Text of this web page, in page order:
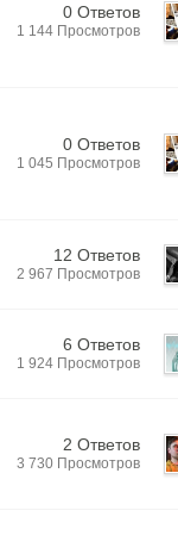
0 Ответов
1 144 Просмотров
0 Ответов
1 045 Просмотров
12 Ответов
2 967 Просмотров
6 Ответов
1 924 Просмотров
2 Ответов
3 730 Просмотров